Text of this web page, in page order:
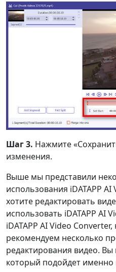
Шаг 3. Нажмите
изменения.
Выше мы представили
использования iDATAPP
хотите редактировать
использовать iDATAPP AI
iDATAPP AI Video
рекомендуем несколько
редактирования видео.
который подойдет именно